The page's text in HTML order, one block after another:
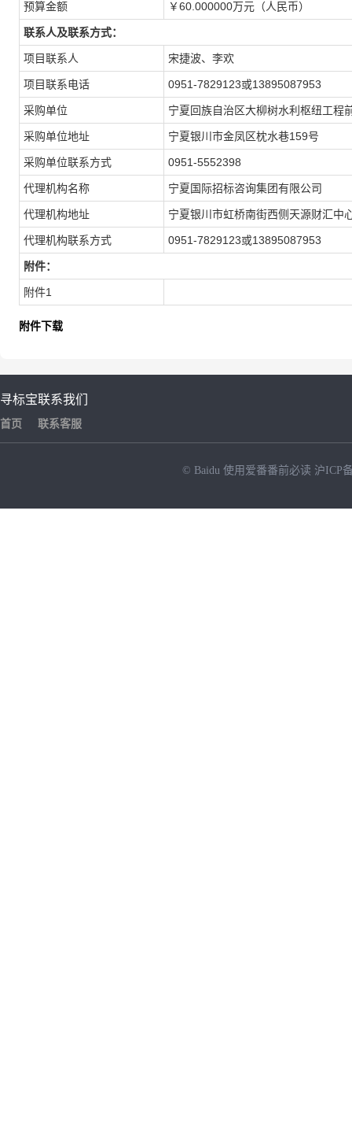
预算金额 ￥60.000000万元（人民币）
联系人及联系方式：
项目联系人 宋捷波、李欢
项目联系电话 0951-7829123或13895087953
采购单位 宁夏回族自治区大柳树水利枢纽工程
采购单位地址 宁夏银川市金凤区枕水巷159号
采购单位联系方式 0951-5552398
代理机构名称 宁夏国际招标咨询集团有限公司
代理机构地址 宁夏银川市虹桥南街西侧天源财汇中
代理机构联系方式 0951-7829123或13895087953
附件：
附件1
附件下载
寻标宝
首页
联系我们
联系客服
© Baidu 使用爱番番前必读 沪ICP